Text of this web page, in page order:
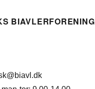
BIAVLERFORENING